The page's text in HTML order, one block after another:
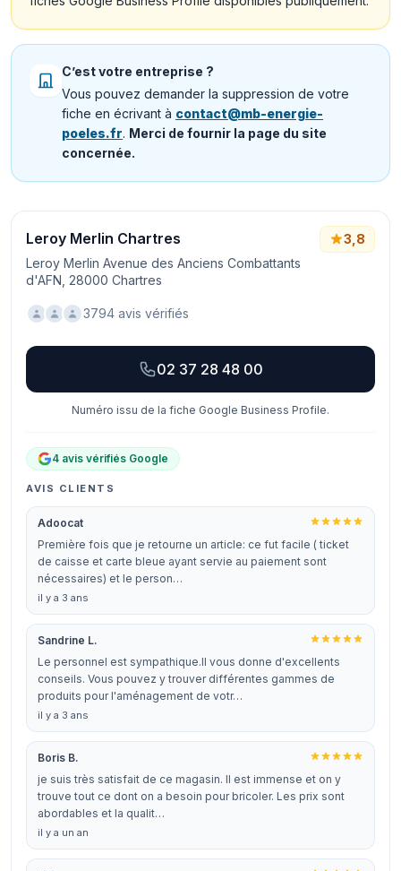
C’est votre entreprise ?
Vous pouvez demander la suppression de votre
fiche en écrivant à contact@mb-energie-
poeles.fr. Merci de fournir la page du site
concernée.
Leroy Merlin Chartres
Leroy Merlin Avenue des Anciens Combattants
d'AFN, 28000 Chartres
3,8
3794 avis vérifiés
02 37 28 48 00
Numéro issu de la fiche Google Business Profile.
4 avis vérifiés Google
AVIS CLIENTS
Adoocat
Première fois que je retourne un article: ce fut facile ( ticket
de caisse et carte bleue ayant servie au paiement sont
nécessaires) et le person…
il y a 3 ans
Sandrine L.
Le personnel est sympathique.Il vous donne d'excellents
conseils. Vous pouvez y trouver différentes gammes de
produits pour l'aménagement de votr…
il y a 3 ans
Boris B.
je suis très satisfait de ce magasin. Il est immense et on y
trouve tout ce dont on a besoin pour bricoler. Les prix sont
abordables et la qualit…
il y a un an